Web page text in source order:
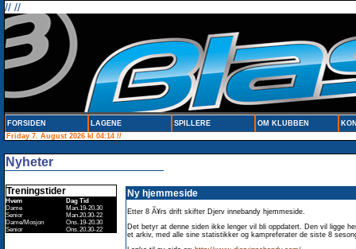
// //
FORSIDEN LAGENE SPILLERE OM KLUBBEN
Friday 7. August 2026 kl 04:14 //
Nyheter
Treningstider
Hvem Dag Tid
Dame
Man.19-20.30
Senior
Man.20.30-22
Dame/Mosjon
Ons.19-20.30
Senior
Ons.20.30-22
Ny hjemmeside
Etter 8 Ã¥rs drift skifter Djerv innebandy hjemmeside.
Det betyr at denne siden ikke lenger vil bli oppdatert. Den vil ligge
et arkiv, med alle sine statistikker og kampreferater de siste 8